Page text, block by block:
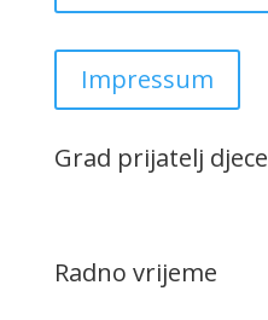
Impressum
Grad prijatelj djece
Radno vrijeme